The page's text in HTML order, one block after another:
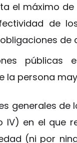
el máximo
de
públicas
la persona
generales de
IV) en el que
(ni por